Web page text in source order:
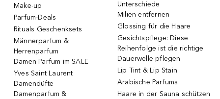
Make-up
Parfum-Deals
Rituals Geschenksets
Männerparfum &
Herrenparfum
Damen Parfum im SALE
Yves Saint Laurent
Damendüfte
Damenparfum &
Unterschiede
Milien entfernen
Glossing für die Haare
Gesichtspflege: Diese
Reihenfolge ist die richtige
Dauerwelle pflegen
Lip Tint & Lip Stain
Arabische Parfums
Haare in der Sauna schützen